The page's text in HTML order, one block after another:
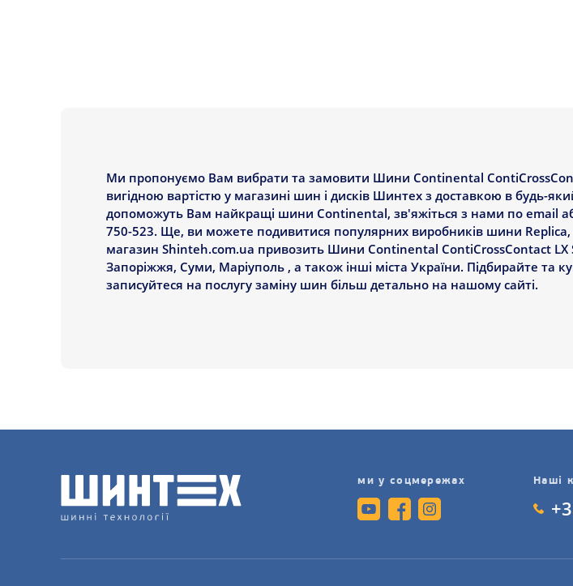
Ми пропонуємо Вам вибрати та замовити Шини Continental
вигідною вартістю у магазині шин і дисків Шинтех з доставкою в будь-
допоможуть Вам найкращі шини Continental, зв'яжіться з нами по email
750-523. Ще, ви можете подивитися популярних виробників шини Replica,
магазин Shinteh.com.ua привозить Шини Continental ContiCrossContact LX
Запоріжжя, Суми, Маріуполь , а також інші міста України. Підбирайте та
записуйтеся на послугу заміну шин більш детально на нашому сайті.
ми у соцмережах Наші